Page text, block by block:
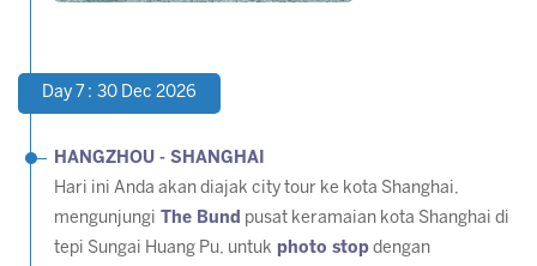
Day 7 : 30 Dec 2026
HANGZHOU - SHANGHAI
Hari ini Anda akan diajak city tour ke kota Shanghai,
mengunjungi The Bund pusat keramaian kota Shanghai di
tepi Sungai Huang Pu, untuk photo stop dengan